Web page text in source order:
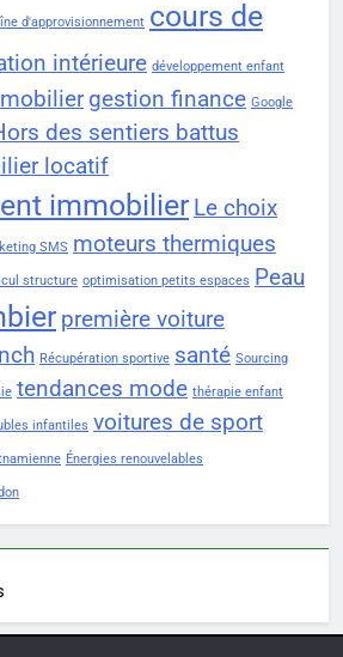
d'approvisionnement cours de
intérieure développement enfant
gestion finance Google
des sentiers battus
locatif
immobilier Le choix
SMS moteurs thermiques
structure optimisation petits espaces Peau
première voiture
Récupération sportive santé Sourcing
tendances mode thérapie enfant
infantiles voitures de sport
Énergies renouvelables